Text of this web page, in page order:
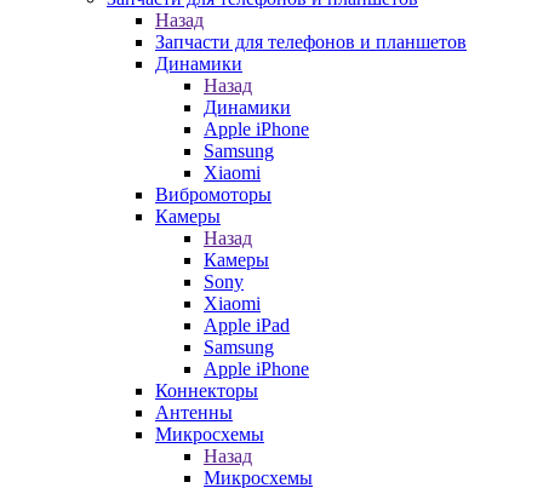
Назад
Запчасти для телефонов и планшетов
Динамики
Назад
Динамики
Apple iPhone
Samsung
Xiaomi
Вибромоторы
Камеры
Назад
Камеры
Sony
Xiaomi
Apple iPad
Samsung
Apple iPhone
Коннекторы
Антенны
Микросхемы
Назад
Микросхемы